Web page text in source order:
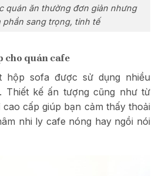
quán ăn thường đơn giản nhưng
phần sang trọng, tinh tế
cho quán cafe
hộp sofa được sử dụng nhiều
Thiết kế ấn tượng cũng như từ
cấp giúp bạn cảm thấy thoải
nhi ly cafe nóng hay ngồi nói